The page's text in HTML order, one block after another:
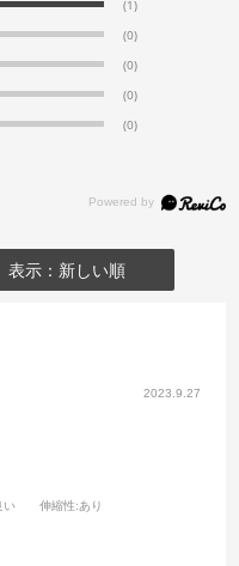
(1)
(0)
(0)
(0)
(0)
表示：新しい順
2023.9.27
い 伸縮性:あり